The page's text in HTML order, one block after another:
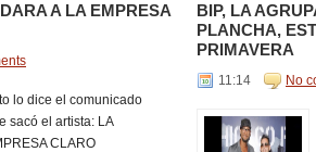
A LA EMPRESA
lo dice el comunicado
sacó el artista: LA
CLARO
BIP, LA
PLANCHA,
PRIMAVERA
11:14 No